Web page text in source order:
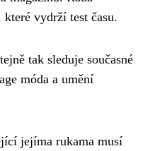
které vydrží test času.
tak sleduje současné
móda a umění
jejíma rukama musí